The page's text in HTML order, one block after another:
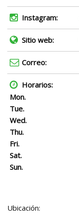
Instagram:
Sitio web:
Correo:
Horarios:
Mon.
Tue.
Wed.
Thu.
Fri.
Sat.
Sun.
Ubicación: